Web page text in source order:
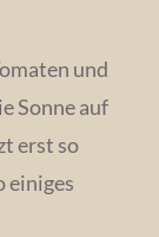
und
Sonne auf
erst so
einiges